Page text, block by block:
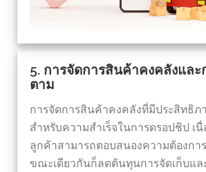
5. การจัดการสินค้าคงคลังแล
ตาม
การจัดการสินค้าคงคลังที่มีประสิทธิ
สำหรับความสำเร็จในการดรอปชิป เ
ลูกค้าสามารถตอบสนองความต้องกา
ขณะเดียวกันก็ลดต้นทุนการจัดเก็บแล